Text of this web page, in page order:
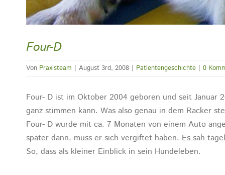
Four-D
Von Praxisteam | August 3rd, 2008 | Patientengeschichte | 0
Four- D ist im Oktober 2004 geboren und seit Januar
ganz stimmen kann. Was also genau in dem Racker
Four- D wurde mit ca. 7 Monaten von einem Auto
später dann, muss er sich vergiftet haben. Es sah
So, dass als kleiner Einblick in sein Hundeleben.